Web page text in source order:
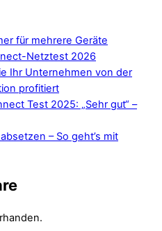
für mehrere Geräte
Netztest 2026
Ihr Unternehmen von der
profitiert
Test 2025: „Sehr gut“ –
– So geht’s mit